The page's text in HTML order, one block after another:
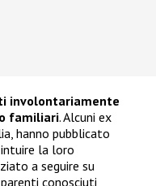
involontariamente
familiari. Alcuni ex
hanno pubblicato
la loro
a seguire su
conosciuti